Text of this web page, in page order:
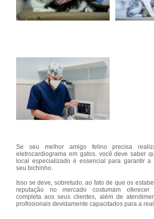
Se seu melhor amigo felino precisa
eletrocardiograma em gatos, você deve saber
local especializado é essencial para garantir a
seu bichinho.
Isso se deve, sobretudo, ao fato de que os
reputação no mercado costumam oferecer
completa aos seus clientes, além de
profissionais devidamente capacitados para a